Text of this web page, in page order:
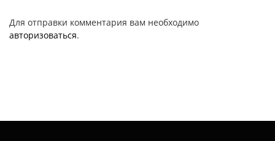
Для отправки комментария вам необходимо
авторизоваться.